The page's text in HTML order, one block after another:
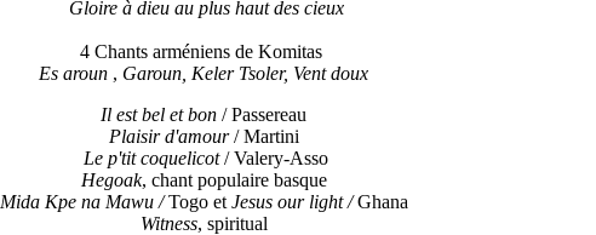
Gloire à dieu au plus haut des cieux
4 Chants arméniens de Komitas
Es aroun , Garoun, Keler Tsoler, Vent doux
Il est bel et bon / Passereau
Plaisir d'amour/ Martini
Le p'tit coquelicot/ Valery-Asso
Hegoak, chant populaire basque
Mida Kpe na Mawu /Togo etJesus our light /Ghana
Witness, spiritual